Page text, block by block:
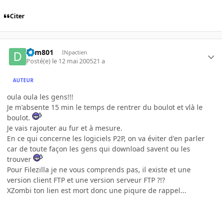
Citer
dym801 INpactien
Posté(e) le 12 mai 200521 a
AUTEUR
oula oula les gens!!!
Je m'absente 15 min le temps de rentrer du boulot et vlà le
boulot.
Je vais rajouter au fur et à mesure.
En ce qui concerne les logiciels P2P, on va éviter d'en parler
car de toute façon les gens qui download savent ou les
trouver
Pour Filezilla je ne vous comprends pas, il existe et une
version client FTP et une version serveur FTP ?!?
XZombi ton lien est mort donc une piqure de rappel...